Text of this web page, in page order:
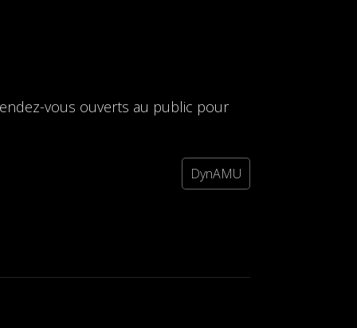
vous ouverts au public pour
DynAMU